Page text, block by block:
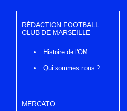
RÉDACTION FOOTBALL
CLUB DE MARSEILLE
Histoire de l'OM
Qui sommes nous ?
MERCATO